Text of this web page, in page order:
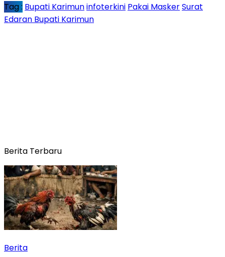
Tag : Bupati Karimuninfoterkini Pakai MaskerSurat
Edaran Bupati Karimun
Berita Terbaru
Berita